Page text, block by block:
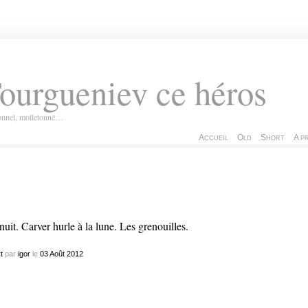
ce héros
molletonné…
Accueil Old Short A
Carver hurle à la lune. Les grenouilles.
par igorle 03 Août 2012